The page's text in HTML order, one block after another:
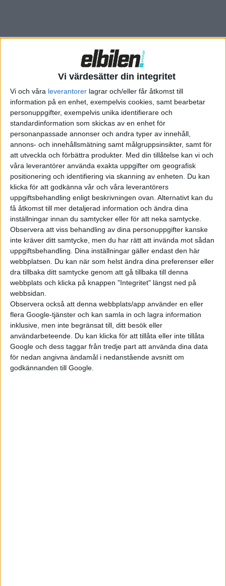
Vi värdesätter din integritet
Vi och våra leverantorer lagrar och/eller får åtkomst till
information på en enhet, exempelvis cookies, samt bearbetar
personuppgifter, exempelvis unika identifierare och
standardinformation som skickas av en enhet för
personanpassade annonser och andra typer av innehåll,
annons- och innehållsmätning samt målgruppsinsikter, samt för
att utveckla och förbättra produkter. Med din tillåtelse kan vi och
våra leverantörer använda exakta uppgifter om geografisk
positionering och identifiering via skanning av enheten. Du kan
klicka för att godkänna vår och våra leverantörers
uppgiftsbehandling enligt beskrivningen ovan. Alternativt kan du
få åtkomst till mer detaljerad information och ändra dina
inställningar innan du samtycker eller för att neka samtycke.
Observera att viss behandling av dina personuppgifter kanske
inte kräver ditt samtycke, men du har rätt att invända mot sådan
uppgiftsbehandling. Dina inställningar gäller endast den här
webbplatsen. Du kan när som helst ändra dina preferenser eller
dra tillbaka ditt samtycke genom att gå tillbaka till denna
webbplats och klicka på knappen "Integritet" längst ned på
webbsidan.
Observera också att denna webbplats/app använder en eller
flera Google-tjänster och kan samla in och lagra information
inklusive, men inte begränsat till, ditt besök eller
användarbeteende. Du kan klicka för att tillåta eller inte tillåta
Google och dess taggar från tredje part att använda dina data
för nedan angivna ändamål i nedanstående avsnitt om
godkännanden till Google.
ytterligare tre vätgasstationer. Under ett beslut som togs
under Sveriges ordförandeskap i EU 2023 slogs det fast att det
till 2030 ska finnas vätgasstationer var 20:e mil utmed viktiga
vägar inom unionen.
För tung trafik satsar bland annat Volvo Lastvagnar och
Mercedes Trucks på vätgas och bränsleceller. De båda
tillverkarna har ett samarbete kring utveckling av
bränsleceller som går under namnet Cell Centric. Båda har
genomfört tester med lastbilar som tankas med vätgas,
Mercedes har även levererat lastbilar med bränsleceller till
kunder som testar dem i verkliga förhållanden. Volvo
Lastvagnar planerar att ha en testflotta med lastbilar som
använder bränsleceller inom ett par år. Utöver det satsar Volvo
på flytande vätgas som används i lastbilar med
förbränningsmotorer som ska serietillverkas i liten skala från
slutet av detta årtionde.